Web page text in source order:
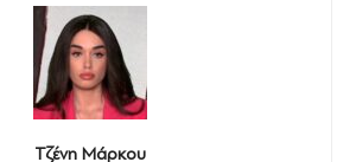
Τζένη Μάρκου